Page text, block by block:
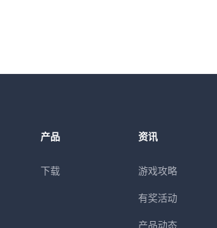
产品
下载
资讯
游戏攻略
有奖活动
产品动态